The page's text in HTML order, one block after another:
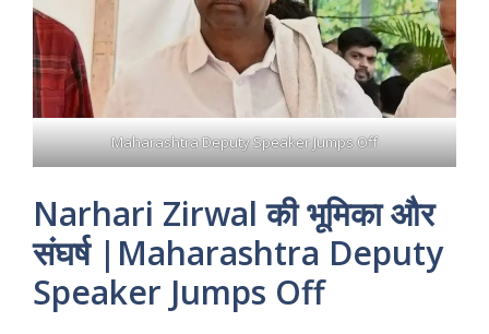
Maharashtra Deputy Speaker Jumps Off
Narhari Zirwal की भूमिका और
संघर्ष |Maharashtra Deputy
Speaker Jumps Off